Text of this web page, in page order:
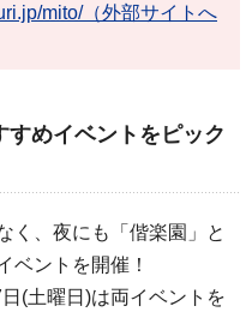
mito/（外部サイトへ
すめイベントをピック
く、夜にも「偕楽園」と
ベントを開催！
(土曜日)は両イベントを